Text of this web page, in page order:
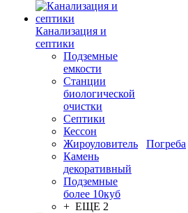
Канализация и
септики
Подземные
емкости
Станции
биологической
очистки
Септики
Кессон
Жироуловитель
Камень
декоративный
Подземные
более 10куб
+ ЕЩЕ 2
Погреба